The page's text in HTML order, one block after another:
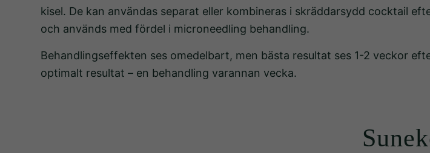
kisel. De kan användas separat eller kombineras i skräddarsydd cocktail
och används med fördel i microneedling behandling.
Behandlingseffekten ses omedelbart, men bästa resultat ses 1-2 veckor
optimalt resultat – en behandling varannan vecka.